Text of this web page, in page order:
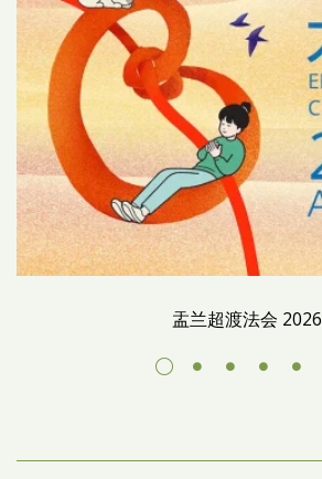
盂兰超渡法会 2026